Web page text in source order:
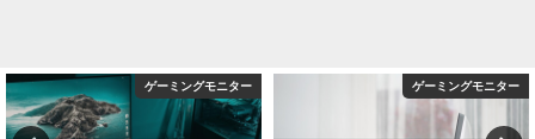
ゲーミングモニター ゲーミングモニター